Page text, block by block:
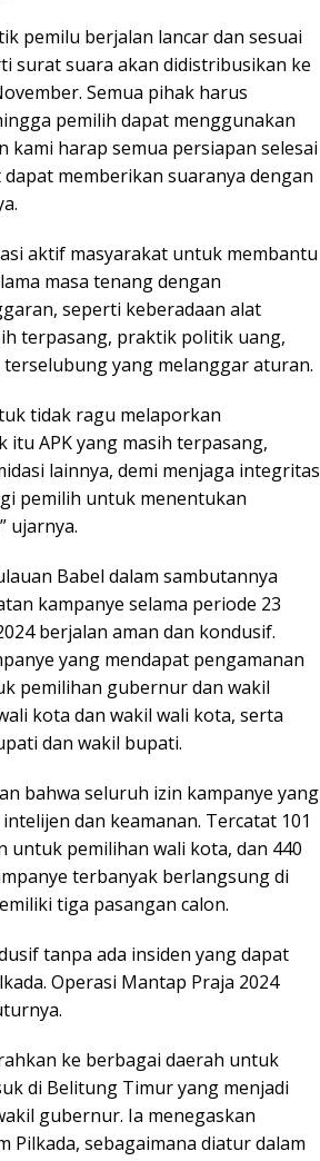
pemilu berjalan lancar dan sesuai
surat suara akan didistribusikan ke
Semua pihak harus
pemilih dapat menggunakan
kami harap semua persiapan selesai
memberikan suaranya dengan
aktif masyarakat untuk membantu
masa tenang dengan
seperti keberadaan alat
terpasang, praktik politik uang,
yang melanggar aturan.
tidak ragu melaporkan
APK yang masih terpasang,
lainnya, demi menjaga integritas
pemilih untuk menentukan
ujarnya.
Babel dalam sambutannya
kampanye selama periode 23
berjalan aman dan kondusif.
yang mendapat pengamanan
pemilihan gubernur dan wakil
kota dan wakil wali kota, serta
dan wakil bupati.
bahwa seluruh izin kampanye yang
dan keamanan. Tercatat 101
pemilihan wali kota, dan 440
terbanyak berlangsung di
tiga pasangan calon.
tanpa ada insiden yang dapat
Operasi Mantap Praja 2024
ke berbagai daerah untuk
di Belitung Timur yang menjadi
gubernur. Ia menegaskan
Pilkada, sebagaimana diatur dalam